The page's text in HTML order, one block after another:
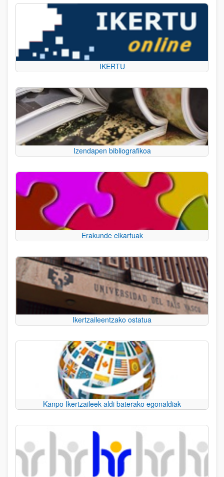
IKERTU
Izendapen bibliografikoa
Erakunde elkartuak
Ikertzaileentzako ostatua
Kanpo Ikertzaileek aldi baterako egonaldiak